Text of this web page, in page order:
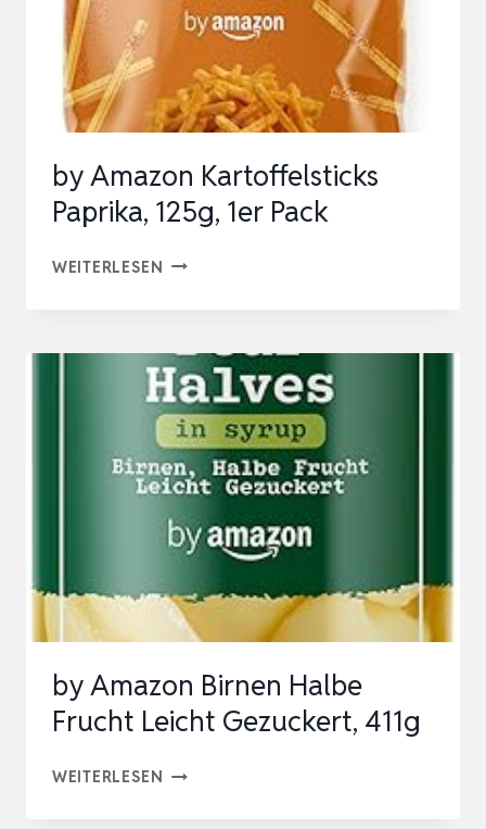
by Amazon Kartoffelsticks
Paprika, 125g, 1er Pack
WEITERLESEN BY
PAPRIKA,
125G,
1ER
PACK
by Amazon Birnen Halbe
Frucht Leicht Gezuckert, 411g
WEITERLESEN BY